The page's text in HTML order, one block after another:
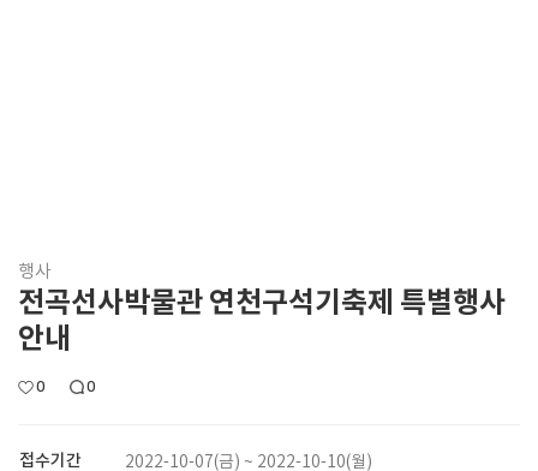
행사
전곡선사박물관 연천구석기축제 특별행사
안내
0 0
접수기간 2022-10-07(금) ~ 2022-10-10(월)